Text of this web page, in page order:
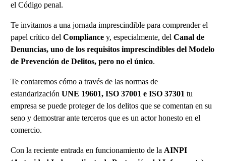
el Código penal.
Te invitamos a una jornada imprescindible para comprender el
papel crítico del Compliancey, especialmente, del Canal de
Denuncias, uno de los requisitos imprescindibles del Modelo
de Prevención de Delitos, pero no el único.
Te contaremos cómo a través de las normas de
estandarización UNE 19601, ISO 37001 e ISO 37301 tu
empresa se puede proteger de los delitos que se comentan en su
seno y demostrar ante terceros que es un actor honesto en el
comercio.
Con la reciente entrada en funcionamiento de la AINPI